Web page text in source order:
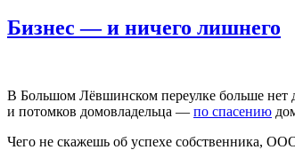
Бизнес — и ничего лишнего
В Большом Лёвшинском переулке больше нет
и потомков домовладельца — по спасению
Чего не скажешь об успехе собственника,